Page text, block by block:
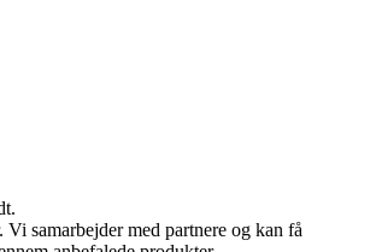
samarbejder med partnere og kan få